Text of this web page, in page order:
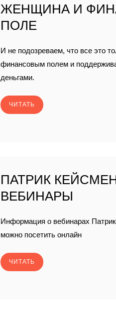
ЖЕНЩИНА И
ПОЛЕ
И не подозреваем, что все это
финансовым полем и
деньгами.
ЧИТАТЬ
ПАТРИК
ВЕБИНАРЫ
Информация о вебинарах
можно посетить онлайн
ЧИТАТЬ